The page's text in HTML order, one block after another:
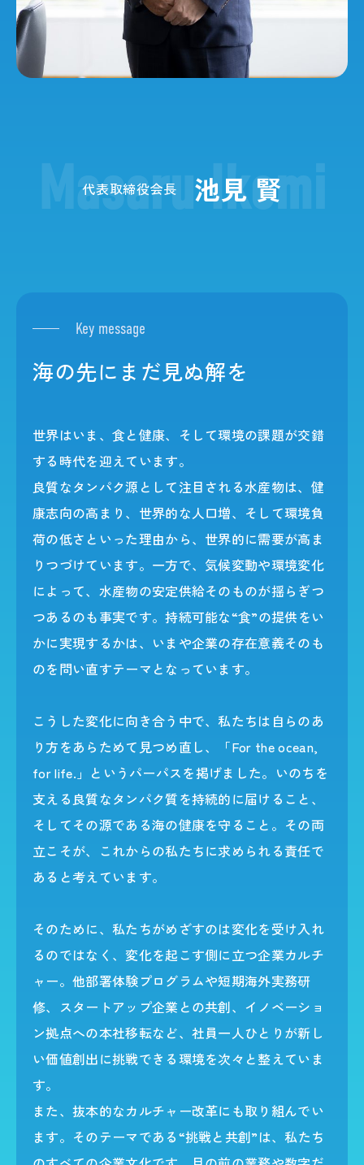
代表取締役会長 池見 賢
Key message
海の先にまだ見ぬ解を
世界はいま、食と健康、そして環境の課題が交錯
する時代を迎えています。
良質なタンパク源として注目される水産物は、健
康志向の高まり、世界的な人口増、そして環境負
荷の低さといった理由から、世界的に需要が高ま
りつづけています。一方で、気候変動や環境変化
によって、水産物の安定供給そのものが揺らぎつ
つあるのも事実です。持続可能な“食”の提供をい
かに実現するかは、いまや企業の存在意義そのも
のを問い直すテーマとなっています。
こうした変化に向き合う中で、私たちは自らのあ
り方をあらためて見つめ直し、「For the ocean,
for life.」というパーパスを掲げました。いのちを
支える良質なタンパク質を持続的に届けること、
そしてその源である海の健康を守ること。その両
立こそが、これからの私たちに求められる責任で
あると考えています。
そのために、私たちがめざすのは変化を受け入れ
るのではなく、変化を起こす側に立つ企業カルチ
ャー。他部署体験プログラムや短期海外実務研
修、スタートアップ企業との共創、イノベーショ
ン拠点への本社移転など、社員一人ひとりが新し
い価値創出に挑戦できる環境を次々と整えていま
す。
また、抜本的なカルチャー改革にも取り組んでい
ます。そのテーマである“挑戦と共創”は、私たち